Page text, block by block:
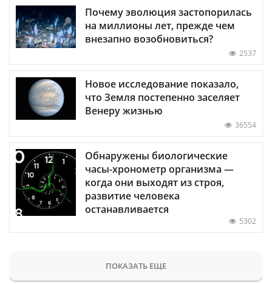
Почему эволюция застопорилась
на миллионы лет, прежде чем
внезапно возобновиться?
2537
Новое исследование показало,
что Земля постепенно заселяет
Венеру жизнью
36554
Обнаружены биологические
часы-хронометр организма —
когда они выходят из строя,
развитие человека
останавливается
5302
ПОКАЗАТЬ ЕЩЕ